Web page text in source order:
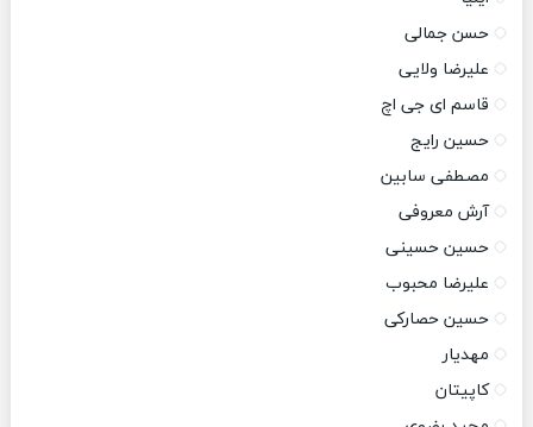
حسن جمالی
علیرضا ولایی
قاسم ای جی اچ
حسین رایج
مصطفی سابین
آرش معروفی
حسین حسینی
علیرضا محبوب
حسین حصارکی
مهدیار
کاپیتان